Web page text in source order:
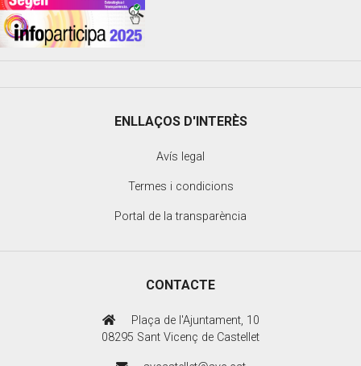
ENLLAÇOS D'INTERÈS
Avís legal
Termes i condicions
Portal de la transparència
CONTACTE
Plaça de l'Ajuntament, 10
08295 Sant Vicenç de Castellet